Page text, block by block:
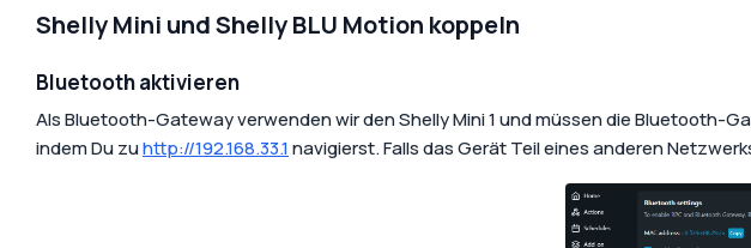
Shelly Mini und Shelly BLU Motion koppeln
Bluetooth aktivieren
Als Bluetooth-Gateway verwenden wir den Shelly Mini 1 und müssen die
indem Du zuhttp://192.168.33.1navigierst. Falls das Gerät Teil eines anderen